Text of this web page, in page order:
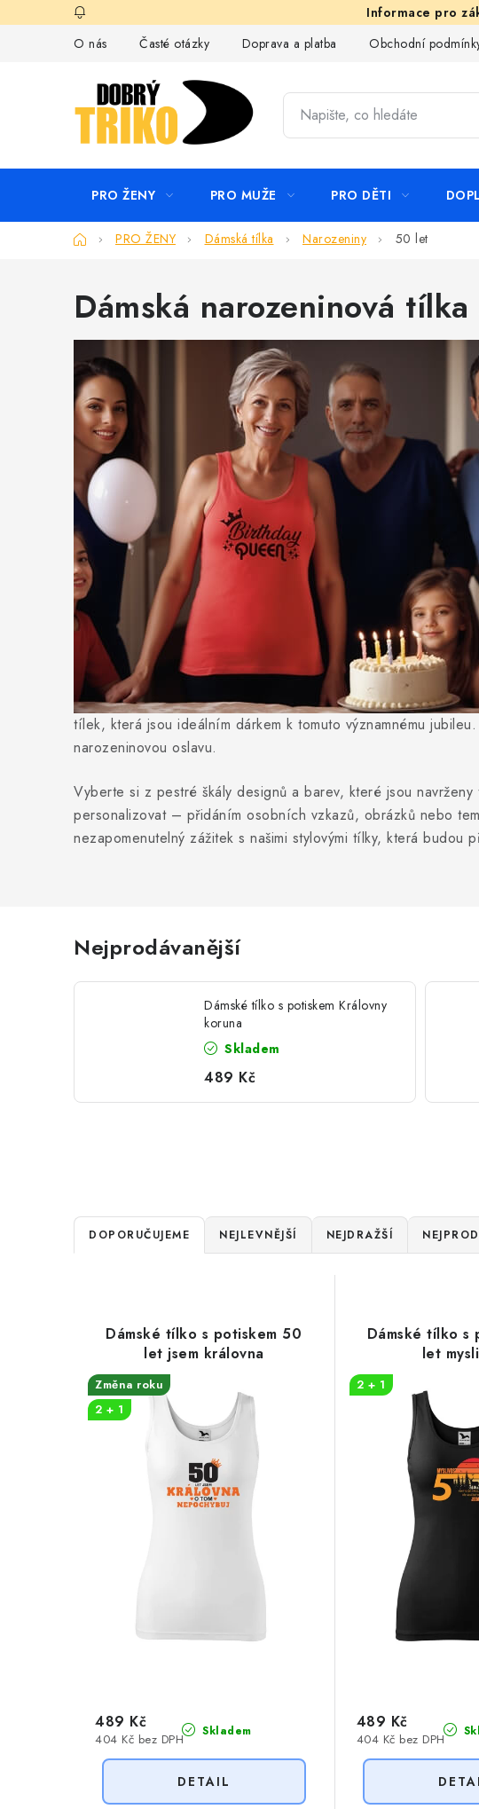
na
O nás
Časté otázky Doprava a platba Obchodní
PRO ŽENY PRO MUŽE PRO DĚTI
DomůPRO ŽENY Dámská tílka Narozeniny 50 let
Dámská narozeninová
tílek, která jsou ideálním dárkem k tomuto významnému
narozeninovou oslavu.
Vyberte si z pestré škály designů a barev, které jsou
personalizovat – přidáním osobních vzkazů, obrázků nebo
nezapomenutelný zážitek s našimi stylovými tílky, která
Nejprodávanější
Dámské tílko s potiskem Královny
koruna
Skladem
489 Kč
Ř
a
p
DOPORUČUJEME NEJLEVNĚJŠÍ NEJDRAŽŠÍ
Dámské tílko s potiskem 50
let jsem královna
Změna roku
2 + 1
Skladem
404 Kč bez DPH
489 Kč
Dámské tílko s
let
2 + 1
404 Kč bez DPH
489 Kč